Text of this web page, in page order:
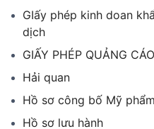
GIấy phép kinh doan
dịch
GIẤY PHÉP QUẢNG
Hải quan
Hồ sơ công bố Mỹ phẩm
Hồ sơ lưu hành